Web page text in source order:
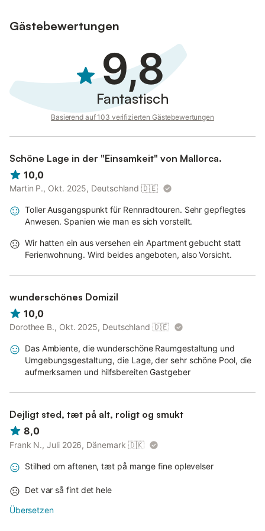
Gästebewertungen
9,8
Fantastisch
Basierend auf 103 verifizierten Gästebewertungen
Schöne Lage in der "Einsamkeit" von Mallorca.
10,0
Martin P., Okt. 2025, Deutschland 🇩🇪
Toller Ausgangspunkt für Rennradtouren. Sehr gepflegtes
Anwesen. Spanien wie man es sich vorstellt.
Wir hatten ein aus versehen ein Apartment gebucht statt
Ferienwohnung. Wird beides angeboten, also Vorsicht.
wunderschönes Domizil
10,0
Dorothee B., Okt. 2025, Deutschland 🇩🇪
Das Ambiente, die wunderschöne Raumgestaltung und
Umgebungsgestaltung, die Lage, der sehr schöne Pool, die
aufmerksamen und hilfsbereiten Gastgeber
Dejligt sted, tæt på alt, roligt og smukt
8,0
Frank N., Juli 2026, Dänemark 🇩🇰
Stilhed om aftenen, tæt på mange fine oplevelser
Det var så fint det hele
Übersetzen